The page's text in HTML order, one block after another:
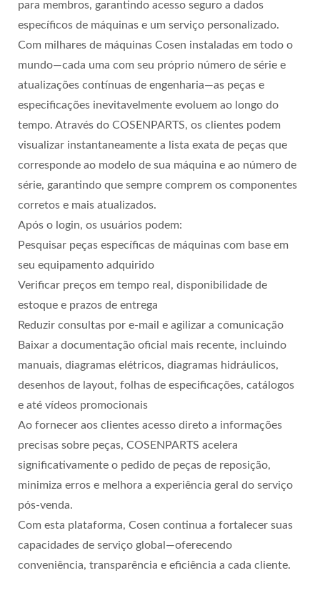
para membros, garantindo acesso seguro a dados
específicos de máquinas e um serviço personalizado.
Com milhares de máquinas Cosen instaladas em todo o
mundo—cada uma com seu próprio número de série e
atualizações contínuas de engenharia—as peças e
especificações inevitavelmente evoluem ao longo do
tempo. Através do COSENPARTS, os clientes podem
visualizar instantaneamente a lista exata de peças que
corresponde ao modelo de sua máquina e ao número de
série, garantindo que sempre comprem os componentes
corretos e mais atualizados.
Após o login, os usuários podem:
Pesquisar peças específicas de máquinas com base em
seu equipamento adquirido
Verificar preços em tempo real, disponibilidade de
estoque e prazos de entrega
Reduzir consultas por e-mail e agilizar a comunicação
Baixar a documentação oficial mais recente, incluindo
manuais, diagramas elétricos, diagramas hidráulicos,
desenhos de layout, folhas de especificações, catálogos
e até vídeos promocionais
Ao fornecer aos clientes acesso direto a informações
precisas sobre peças, COSENPARTS acelera
significativamente o pedido de peças de reposição,
minimiza erros e melhora a experiência geral do serviço
pós-venda.
Com esta plataforma, Cosen continua a fortalecer suas
capacidades de serviço global—oferecendo
conveniência, transparência e eficiência a cada cliente.